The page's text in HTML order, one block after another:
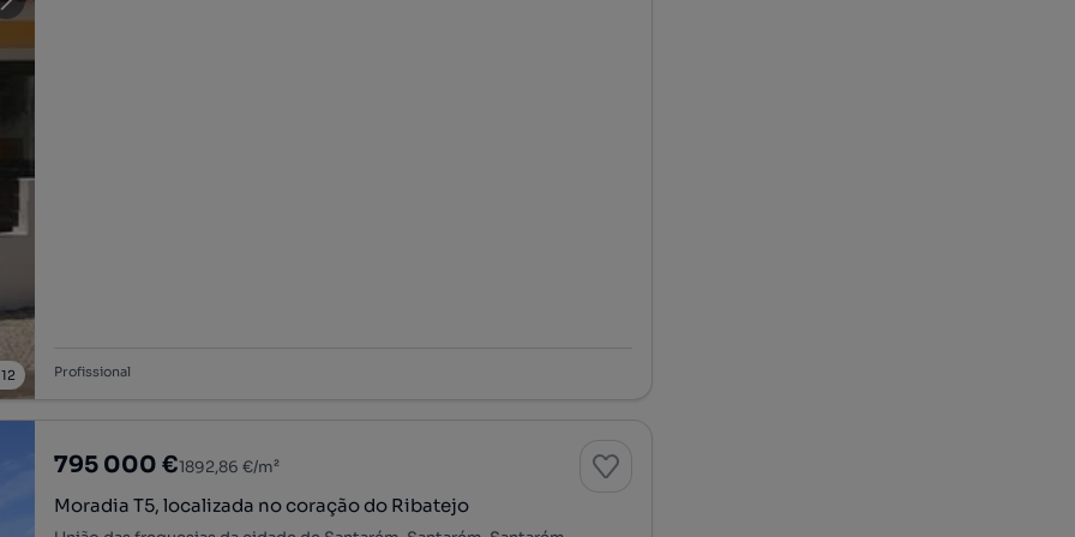
12 Profissional
795 000 €1892,86 €/m²
Moradia T5, localizada no coração do Ribatejo